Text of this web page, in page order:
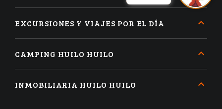
EXCURSIONES Y VIAJES POR EL DÍA
CAMPING HUILO HUILO
INMOBILIARIA HUILO HUILO